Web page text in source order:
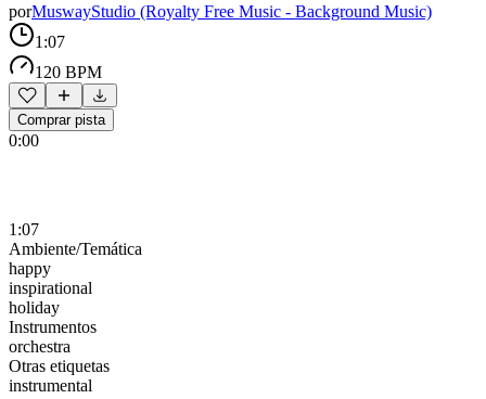
porMuswayStudio (Royalty Free Music - Background Music)
1:07
120 BPM
Comprar pista
0:00
1:07
Ambiente/Temática
happy
inspirational
holiday
Instrumentos
orchestra
Otras etiquetas
instrumental